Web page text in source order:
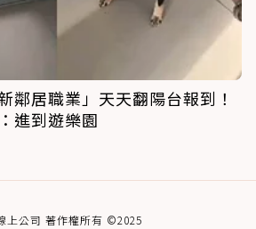
鄰居職業」天天翻陽台報到！
進到遊樂園
上公司 著作權所有 ©2025